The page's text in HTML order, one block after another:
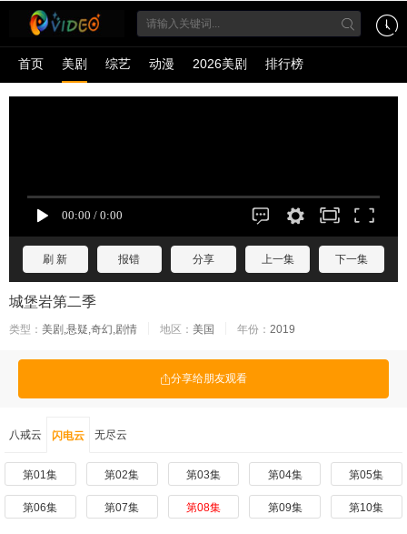
首页 美剧 综艺 动漫 2026美剧 排行榜
刷 新 报错 分享 上一集 下一集
城堡岩第二季
类型： 美剧,悬疑,奇幻,剧情 地区： 美国 年份： 2019
分享给朋友观看
八戒云 闪电云 无尽云
第01集 第02集 第03集 第04集 第05集
第06集 第07集 第08集 第09集 第10集